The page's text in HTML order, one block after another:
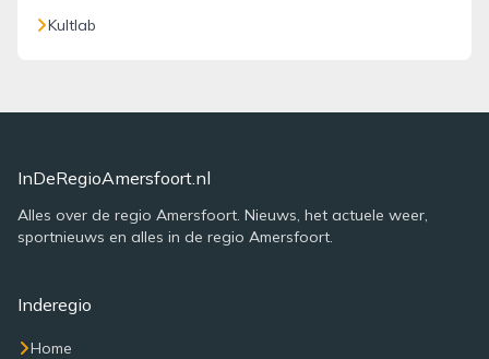
Kultlab
InDeRegioAmersfoort.nl
Alles over de regio Amersfoort. Nieuws, het actuele weer,
sportnieuws en alles in de regio Amersfoort.
Inderegio
Home